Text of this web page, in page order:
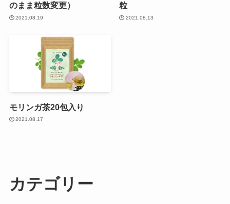
のまま粒数変更）
2021.08.19
粒
2021.08.13
モリンガ茶20包入り
2021.08.17
カテゴリー